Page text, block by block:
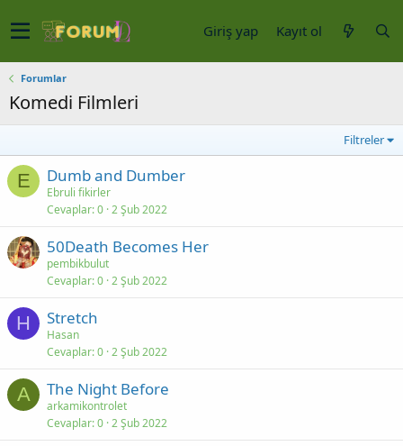
Giriş yap Kayıt ol
Forumlar
Komedi Filmleri
Filtreler
E Dumb and Dumber
Ebruli fikirler
Cevaplar 0 2 Şub 2022
50Death Becomes Her
pembikbulut
Cevaplar 0 2 Şub 2022
H Stretch
Hasan
Cevaplar 0 2 Şub 2022
A The Night Before
arkamikontrolet
Cevaplar 0 2 Şub 2022